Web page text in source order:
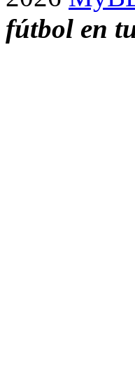
fútbol en